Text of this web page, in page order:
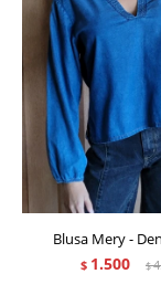
Blusa Mery -
$ 1.500 $